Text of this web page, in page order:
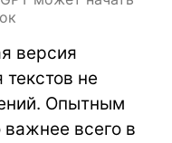
версия
не
Опытным
важнее всего в